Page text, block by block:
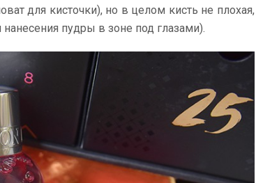
для кисточки), но в целом кисть не плохая,
пудры в зоне под глазами).